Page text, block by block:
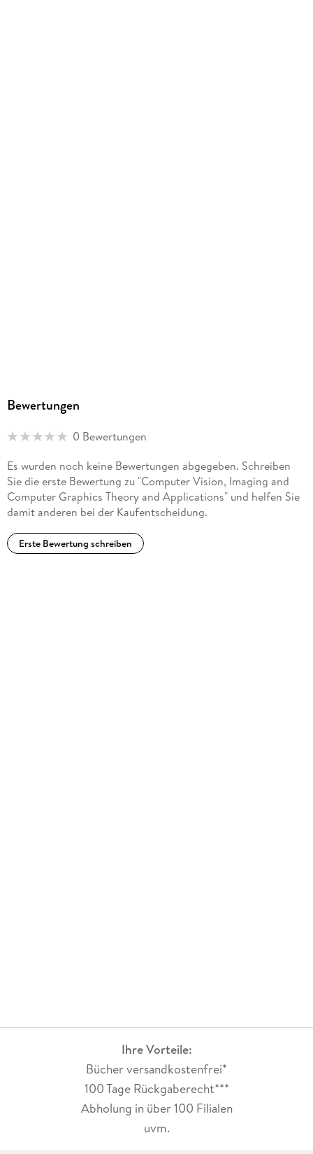
Bewertungen
0 Bewertungen
Es wurden noch keine Bewertungen abgegeben. Schreiben
Sie die erste Bewertung zu "Computer Vision, Imaging and
Computer Graphics Theory and Applications" und helfen Sie
damit anderen bei der Kaufentscheidung.
Erste Bewertung schreiben
Ihre Vorteile:
Bücher versandkostenfrei*
100 Tage Rückgaberecht***
Abholung in über 100 Filialen
uvm.